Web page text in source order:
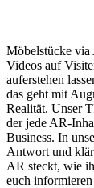
Möbelstücke via
Videos auf
auferstehen
das geht mit
Realität. Unser
der jede AR-
Business. In
Antwort und
AR steckt, wie
euch